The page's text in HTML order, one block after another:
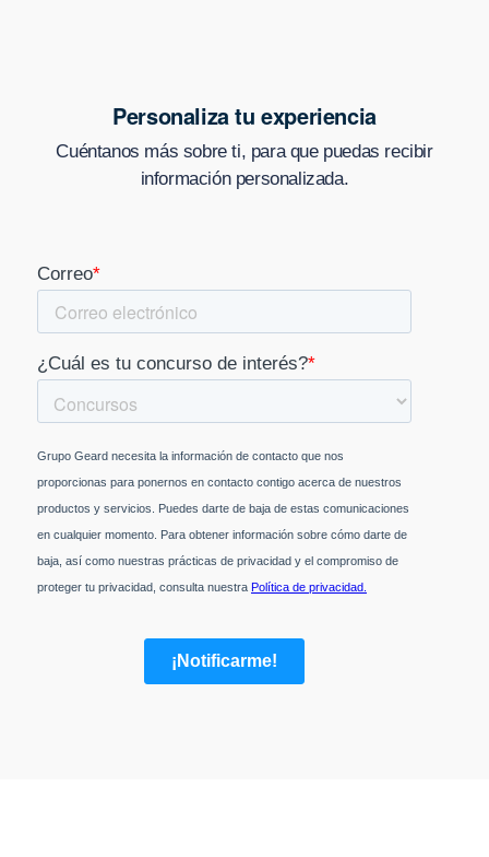
Personaliza tu experiencia
Cuéntanos más sobre ti, para que puedas recibir
información personalizada.